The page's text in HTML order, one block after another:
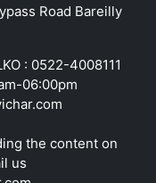
Road Bareilly
: 0522-4008111
06:00pm
the content on
us